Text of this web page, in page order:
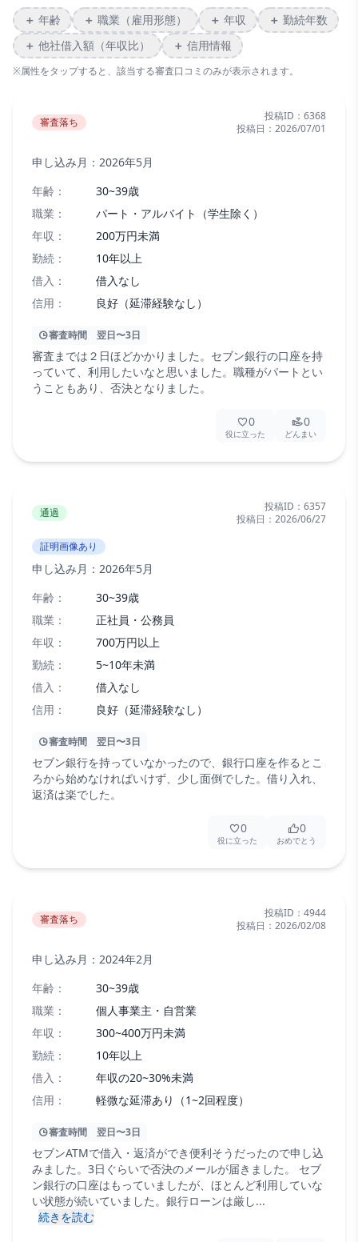
＋ 年齢 ＋ 職業（雇用形態） ＋ 年収 ＋ 勤続年数
＋ 他社借入額（年収比） ＋ 信用情報
※属性をタップすると、該当する審査口コミのみが表示されます。
審査落ち 投稿ID： 6368
投稿日： 2026/07/01
申し込み月： 2026年5月
年齢：
30~39歳
職業：
パート・アルバイト（学生除く）
年収：
200万円未満
勤続：
10年以上
借入：
借入なし
信用：
良好（延滞経験なし）
審査時間 翌日〜3日
審査までは２日ほどかかりました。セブン銀行の口座を持
っていて、利用したいなと思いました。職種がパートとい
うこともあり、否決となりました。
0
役に立った
0
どんまい
通過 投稿ID： 6357
投稿日： 2026/06/27
証明画像あり
申し込み月： 2026年5月
年齢：
30~39歳
職業：
正社員・公務員
年収：
700万円以上
勤続：
5~10年未満
借入：
借入なし
信用：
良好（延滞経験なし）
審査時間 翌日〜3日
セブン銀行を持っていなかったので、銀行口座を作るとこ
ろから始めなければいけず、少し面倒でした。借り入れ、
返済は楽でした。
0
役に立った
0
おめでとう
審査落ち 投稿ID： 4944
投稿日： 2026/02/08
申し込み月： 2024年2月
年齢：
30~39歳
職業：
個人事業主・自営業
年収：
300~400万円未満
勤続：
10年以上
借入：
年収の20~30%未満
信用：
軽微な延滞あり（1~2回程度）
審査時間 翌日〜3日
セブンATMで借入・返済ができ便利そうだったので申し込
みました。3日ぐらいで否決のメールが届きました。 セブ
ン銀行の口座はもっていましたが、ほとんど利用していな
い状態が続いていました。銀行ローンは厳し...
続きを読む